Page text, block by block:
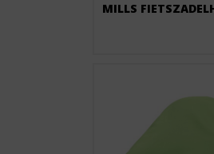
MILLS